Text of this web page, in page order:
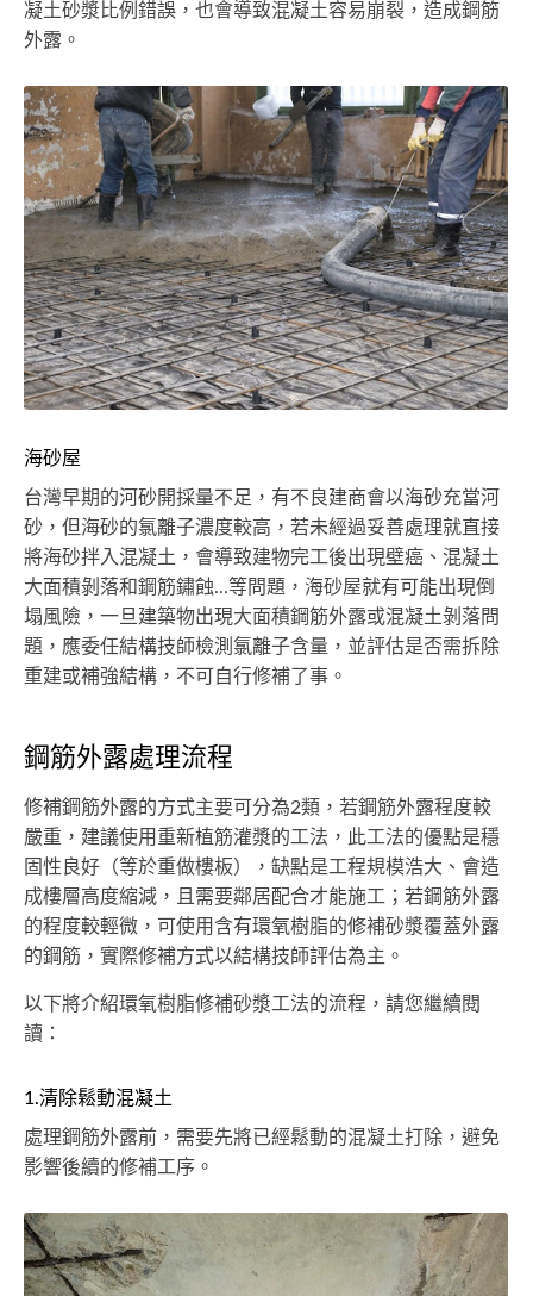
凝土砂漿比例錯誤，也會導致混凝土容易崩裂，造成鋼筋
外露。
海砂屋
台灣早期的河砂開採量不足，有不良建商會以海砂充當河
砂，但海砂的氯離子濃度較高，若未經過妥善處理就直接
將海砂拌入混凝土，會導致建物完工後出現壁癌、混凝土
大面積剝落和鋼筋鏽蝕...等問題，海砂屋就有可能出現倒
塌風險，一旦建築物出現大面積鋼筋外露或混凝土剝落問
題，應委任結構技師檢測氯離子含量，並評估是否需拆除
重建或補強結構，不可自行修補了事。
鋼筋外露處理流程
修補鋼筋外露的方式主要可分為2類，若鋼筋外露程度較
嚴重，建議使用重新植筋灌漿的工法，此工法的優點是穩
固性良好（等於重做樓板），缺點是工程規模浩大、會造
成樓層高度縮減，且需要鄰居配合才能施工；若鋼筋外露
的程度較輕微，可使用含有環氧樹脂的修補砂漿覆蓋外露
的鋼筋，實際修補方式以結構技師評估為主。
以下將介紹環氧樹脂修補砂漿工法的流程，請您繼續閱
讀：
1.清除鬆動混凝土
處理鋼筋外露前，需要先將已經鬆動的混凝土打除，避免
影響後續的修補工序。